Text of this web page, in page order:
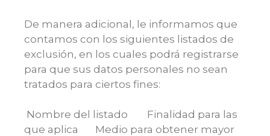
De manera adicional, le informamos que
contamos con los siguientes listados de
exclusión, en los cuales podrá registrarse
para que sus datos personales no sean
tratados para ciertos fines:
Nombre del listado Finalidad para las
que aplica Medio para obtener mayor